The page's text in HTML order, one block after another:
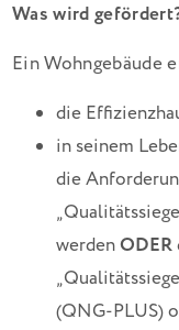
Was wird
Ein Wohngebäude
die
in seinem
die
werdenODER
(QNG-PLUS)